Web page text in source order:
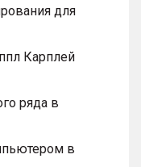
для
Карплей
ряда в
в